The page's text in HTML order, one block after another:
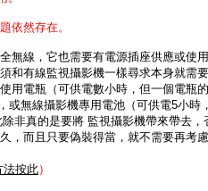
依然存在。
無線，它也需要有電源插座供應或使用
和有線監視攝影機一樣尋求本身就需要
用電瓶（可供電數小時，但一個電瓶的
或無線攝影機專用電池（可供電5小時
非真的是要將 監視攝影機帶來帶去，
，而且只要偽裝得當，就不需要再考慮
法按此）